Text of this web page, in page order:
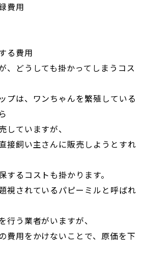
費用
る費用
、どうしても掛かってしまうコス
プは、ワンちゃんを繁殖している
していますが、
接飼い主さんに販売しようとすれ
するコストも掛かります。
視されているパピーミルと呼ばれ
行う業者がいますが、
費用をかけないことで、原価を下